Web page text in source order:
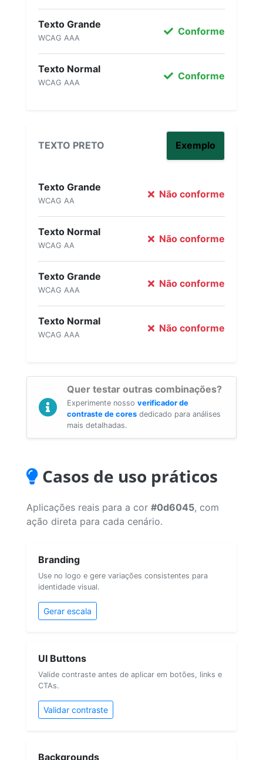
Texto Grande
WCAG AAA
Conforme
Texto Normal
WCAG AAA
Conforme
TEXTO PRETO Exemplo
Texto Grande
WCAG AA
Não conforme
Texto Normal
WCAG AA
Não conforme
Texto Grande
WCAG AAA
Não conforme
Texto Normal
WCAG AAA
Não conforme
Quer testar outras combinações?
Experimente nosso verificador de
contraste de cores dedicado para análises
mais detalhadas.
Casos de uso práticos
Aplicações reais para a cor #0d6045, com
ação direta para cada cenário.
Branding
Use no logo e gere variações consistentes para
identidade visual.
Gerar escala
UI Buttons
Valide contraste antes de aplicar em botões, links e
CTAs.
Validar contraste
Backgrounds